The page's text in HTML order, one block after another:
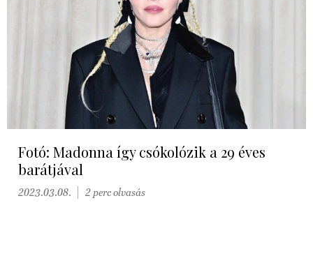
Fotó: Madonna így csókolózik a 29 éves
barátjával
2023.03.08. 2 perc olvasás